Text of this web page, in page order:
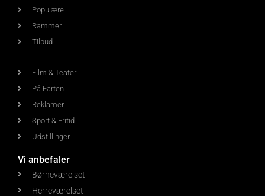
Populære
Rammer
Tilbud
Film & Teater
På Farten
Reklamer
Sport & Fritid
Udstillinger
Vi anbefaler
Børneværelset
Herreværelset